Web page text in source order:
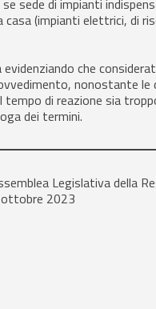
sede di impianti
casa (impianti elettrici, di
evidenziando che
nonostante
di reazione sia
dei termini.
Legislativa della
ottobre 2023